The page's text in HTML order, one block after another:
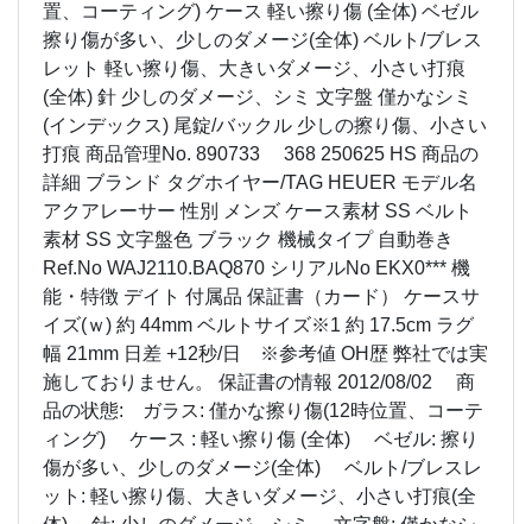
置、コーティング) ケース 軽い擦り傷 (全体) ベゼル
擦り傷が多い、少しのダメージ(全体) ベルト/ブレス
レット 軽い擦り傷、大きいダメージ、小さい打痕
(全体) 針 少しのダメージ、シミ 文字盤 僅かなシミ
(インデックス) 尾錠/バックル 少しの擦り傷、小さい
打痕 商品管理No. 890733 368 250625 HS 商品の
詳細 ブランド タグホイヤー/TAG HEUER モデル名
アクアレーサー 性別 メンズ ケース素材 SS ベルト
素材 SS 文字盤色 ブラック 機械タイプ 自動巻き
Ref.No WAJ2110.BAQ870 シリアルNo EKX0*** 機
能・特徴 デイト 付属品 保証書（カード） ケースサ
イズ(ｗ) 約 44mm ベルトサイズ※1 約 17.5cm ラグ
幅 21mm 日差 +12秒/日 ※参考値 OH歴 弊社では実
施しておりません。 保証書の情報 2012/08/02 商
品の状態: ガラス: 僅かな擦り傷(12時位置、コーテ
ィング) ケース : 軽い擦り傷 (全体) ベゼル: 擦り
傷が多い、少しのダメージ(全体) ベルト/ブレスレ
ット: 軽い擦り傷、大きいダメージ、小さい打痕(全